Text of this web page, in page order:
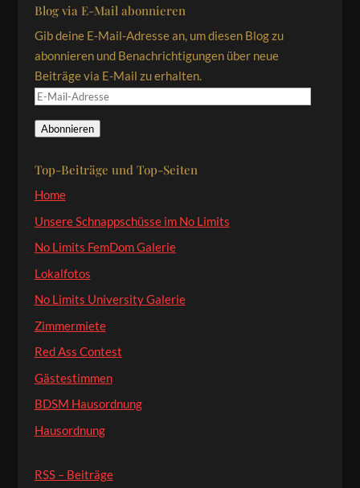
Blog via E-Mail abonnieren
Gib deine E-Mail-Adresse an, um diesen Blog zu
abonnieren und Benachrichtigungen über neue
Beiträge via E-Mail zu erhalten.
E-
Adresse
Abonnieren
Top-Beiträge und Top-Seiten
Home
Unsere Schnappschüsse im No Limits
No Limits FemDom Galerie
Lokalfotos
No Limits University Galerie
Zimmermiete
Red Ass Contest
Gästestimmen
BDSM Hausordnung
Hausordnung
RSS – Beiträge